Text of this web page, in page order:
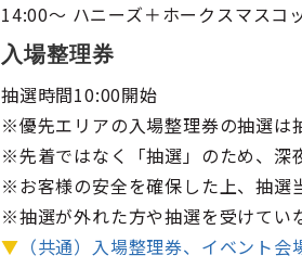
14:00～ ハニーズ＋ホークスマスコ
入場整理券
抽選時間10:00開始
※優先エリアの入場整理券の抽選は
※先着ではなく「抽選」のため、深
※お客様の安全を確保した上、抽選
※抽選が外れた方や抽選を受けてい
▼ （共通）入場整理券、イベント